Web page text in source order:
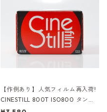
【作例あり】人気フィルム再入荷!
CINESTILL 800T ISO800 タング
ステンカラーネガフィルム シネス